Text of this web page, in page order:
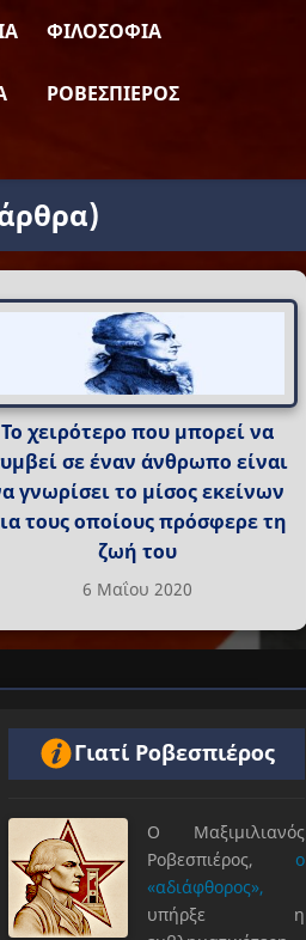
ΦΙΛΟΣΟΦΊΑ
ΡΟΒΕΣΠΙΈΡΟΣ
Το χειρότερο που μπορεί να
σε έναν άνθρωπο είναι
γνωρίσει το μίσος εκείνων
τους οποίους πρόσφερε τη
ζωή του
6 Μαΐου 2020
Γιατί Ροβεσπιέρος
Ο Μαξιμιλιανός
Ροβεσπιέρος, ο
«αδιάφθορος»,
υπήρξε η